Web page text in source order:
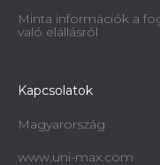
Minta információk a
való elállásról
Kapcsolatok
Magyarország
www.uni-max.com